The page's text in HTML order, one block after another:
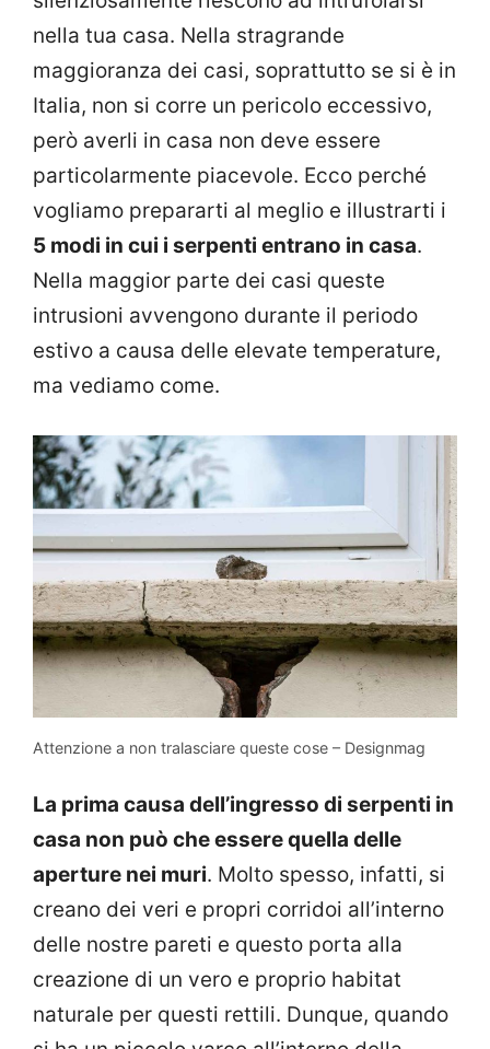
nella tua casa. Nella stragrande
maggioranza dei casi, soprattutto se si è in
Italia, non si corre un pericolo eccessivo,
però averli in casa non deve essere
particolarmente piacevole. Ecco perché
vogliamo prepararti al meglio e illustrarti i
5 modi in cui i serpenti entrano in casa.
Nella maggior parte dei casi queste
intrusioni avvengono durante il periodo
estivo a causa delle elevate temperature,
ma vediamo come.
Attenzione a non tralasciare queste cose – Designmag
La prima causa dell’ingresso di serpenti in
casa non può che essere quella delle
aperture nei muri. Molto spesso, infatti, si
creano dei veri e propri corridoi all’interno
delle nostre pareti e questo porta alla
creazione di un vero e proprio habitat
naturale per questi rettili. Dunque, quando